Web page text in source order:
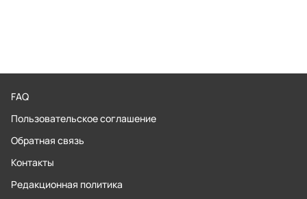
FAQ
Пользовательское соглашение
Обратная связь
Контакты
Редакционная политика